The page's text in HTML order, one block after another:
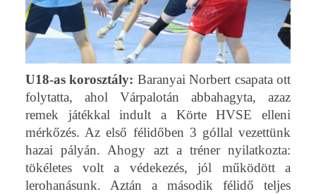
U18-as korosztály: Baranyai Norbert csapata ott
folytatta, ahol Várpalotán abbahagyta, azaz
remek játékkal indult a Körte HVSE elleni
mérkőzés. Az első félidőben 3 góllal vezettünk
hazai pályán. Ahogy azt a tréner nyilatkozta:
tökéletes volt a védekezés, jól működött a
lerohanásunk. Aztán a második félidő teljes